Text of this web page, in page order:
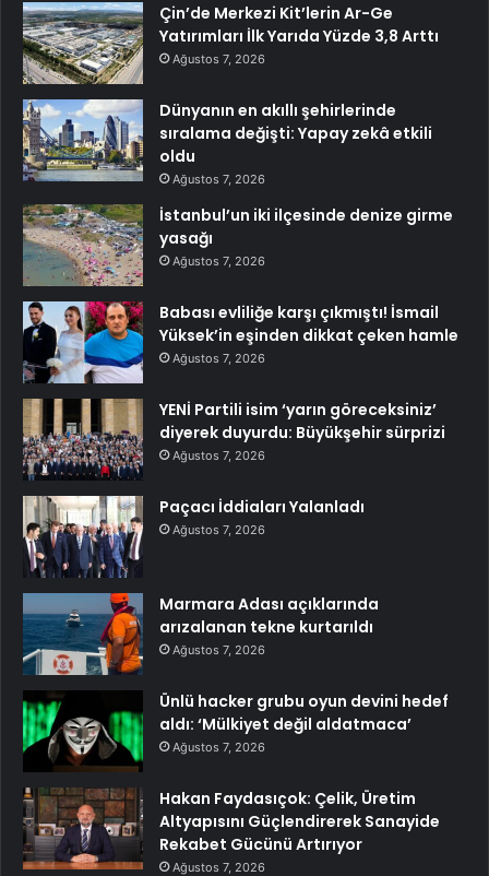
Çin’de Merkezi Kit’lerin Ar-Ge
Yatırımları İlk Yarıda Yüzde 3,8 Arttı
Ağustos 7, 2026
Dünyanın en akıllı şehirlerinde
sıralama değişti: Yapay zekâ etkili
oldu
Ağustos 7, 2026
İstanbul’un iki ilçesinde denize girme
yasağı
Ağustos 7, 2026
Babası evliliğe karşı çıkmıştı! İsmail
Yüksek’in eşinden dikkat çeken hamle
Ağustos 7, 2026
YENİ Partili isim ‘yarın göreceksiniz’
diyerek duyurdu: Büyükşehir sürprizi
Ağustos 7, 2026
Paçacı İddiaları Yalanladı
Ağustos 7, 2026
Marmara Adası açıklarında
arızalanan tekne kurtarıldı
Ağustos 7, 2026
Ünlü hacker grubu oyun devini hedef
aldı: ‘Mülkiyet değil aldatmaca’
Ağustos 7, 2026
Hakan Faydasıçok: Çelik, Üretim
Altyapısını Güçlendirerek Sanayide
Rekabet Gücünü Artırıyor
Ağustos 7, 2026